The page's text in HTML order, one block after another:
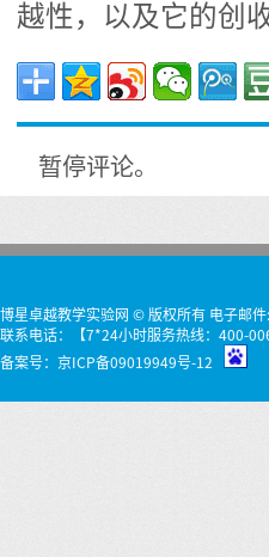
越性，以及它的创
暂停评论。
博星卓越教学实验网 © 版权所有 电子邮
联系电话：【7*24小时服务热线：400-
备案号： 京ICP备09019949号-12